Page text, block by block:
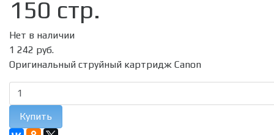
150 стр.
Нет в наличии
1 242 руб.
Оригинальный струйный картридж Canon
Купить